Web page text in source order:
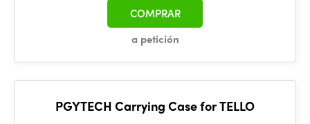
a petición
COMPRAR
PGYTECH Carrying Case for TELLO